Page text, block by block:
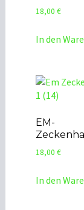
18,00€
In den
EM-
18,00€
In den